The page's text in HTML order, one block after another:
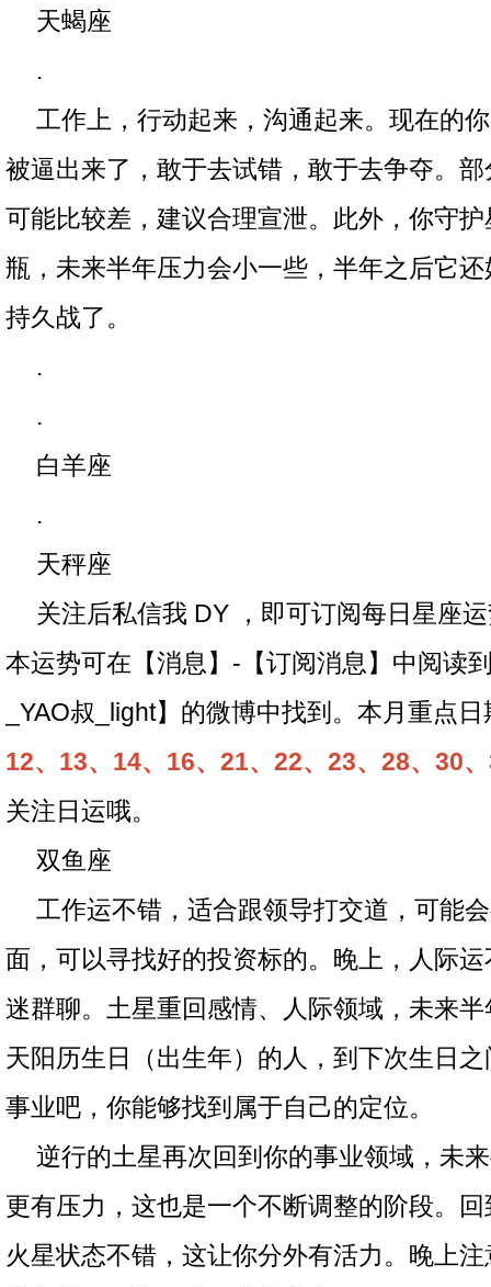
天蝎座
.
工作上，行动起来，沟通起来。现在的
被逼出来了，敢于去试错，敢于去争夺。
可能比较差，建议合理宣泄。此外，你守
瓶，未来半年压力会小一些，半年之后它
持久战了。
.
.
白羊座
.
天秤座
关注后私信我 DY ，即可订阅每日星座
本运势可在【消息】-【订阅消息】中阅读
_YAO叔_light】的微博中找到。本月重点
12、13、14、16、21、22、23、28、30
关注日运哦。
双鱼座
工作运不错，适合跟领导打交道，可能
面，可以寻找好的投资标的。晚上，人际
迷群聊。土星重回感情、人际领域，未来
天阳历生日（出生年）的人，到下次生日
事业吧，你能够找到属于自己的定位。
逆行的土星再次回到你的事业领域，未
更有压力，这也是一个不断调整的阶段。
火星状态不错，这让你分外有活力。晚上